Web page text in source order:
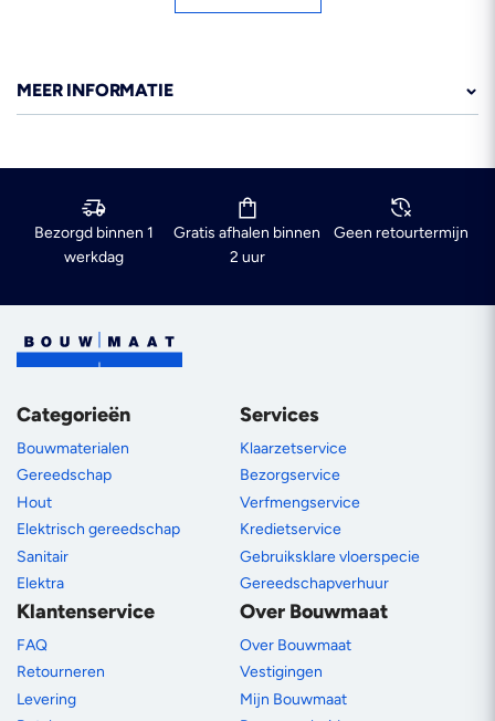
MEER INFORMATIE
Bezorgd binnen 1
werkdag
Gratis afhalen binnen
2 uur
Geen retourtermijn
Categorieën
Bouwmaterialen
Gereedschap
Hout
Elektrisch gereedschap
Sanitair
Elektra
Services
Klaarzetservice
Bezorgservice
Verfmengservice
Kredietservice
Gebruiksklare vloerspecie
Gereedschapverhuur
Klantenservice
FAQ
Retourneren
Levering
Over Bouwmaat
Over Bouwmaat
Vestigingen
Mijn Bouwmaat